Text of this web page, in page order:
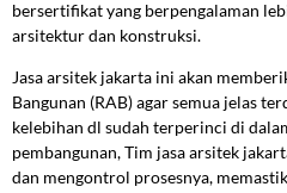
bersertifikat yang berpengalaman
arsitektur dan konstruksi.
Jasa arsitek jakarta ini akan
Bangunan (RAB) agar semua jelas
kelebihan dl sudah terperinci di
pembangunan, Tim jasa arsitek
dan mengontrol prosesnya,